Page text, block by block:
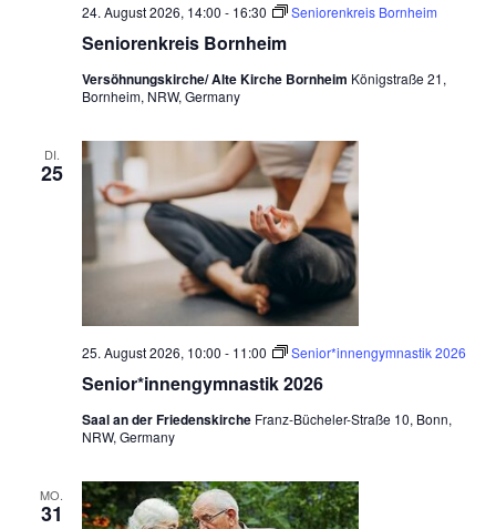
Seniorenkreis Bornheim
24. August 2026, 14:00 - 16:30 Seniorenkreis Bornheim
Versöhnungskirche/ Alte Kirche Bornheim Königstraße 21,
Bornheim, NRW, Germany
DI.
25
Senior*innengymnastik 2026
25. August 2026, 10:00 - 11:00 Senior*innengymnastik 2026
Saal an der Friedenskirche Franz-Bücheler-Straße 10, Bonn,
NRW, Germany
MO.
31